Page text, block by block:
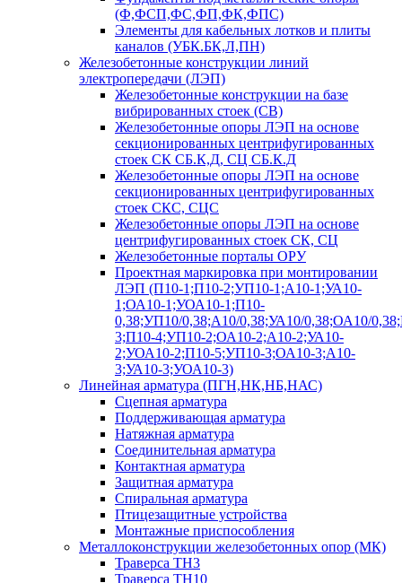
(Ф,ФСП,ФС,ФП,ФК,ФПС)
Элементы для кабельных лотков и плиты
каналов (УБК.БК,Л,ПН)
Железобетонные конструкции линий
электропередачи (ЛЭП)
Железобетонные конструкции на базе
вибрированных стоек (СВ)
Железобетонные опоры ЛЭП на основе
секционированных центрифугированных
стоек СК СБ.К,Д, СЦ СБ.К.Д
Железобетонные опоры ЛЭП на основе
секционированных центрифугированных
стоек СКС, СЦС
Железобетонные опоры ЛЭП на основе
центрифугированных стоек СК, СЦ
Железобетонные порталы ОРУ
Проектная маркировка при монтировании
ЛЭП (П10-1;П10-2;УП10-1;А10-1;УА10-
1;ОА10-1;УОА10-1;П10-
0,38;УП10/0,38;А10/0,38;УА10/0,38;ОА10/
3;П10-4;УП10-2;ОА10-2;А10-2;УА10-
2;УОА10-2;П10-5;УП10-3;ОА10-3;А10-
3;УА10-3;УОА10-3)
Линейная арматура (ПГН,НК,НБ,НАС)
Сцепная арматура
Поддерживающая арматура
Натяжная арматура
Соединительная арматура
Контактная арматура
Защитная арматура
Спиральная арматура
Птицезащитные устройства
Монтажные приспособления
Металлоконструкции железобетонных опор (МК)
Траверса ТН3
Траверса ТН10